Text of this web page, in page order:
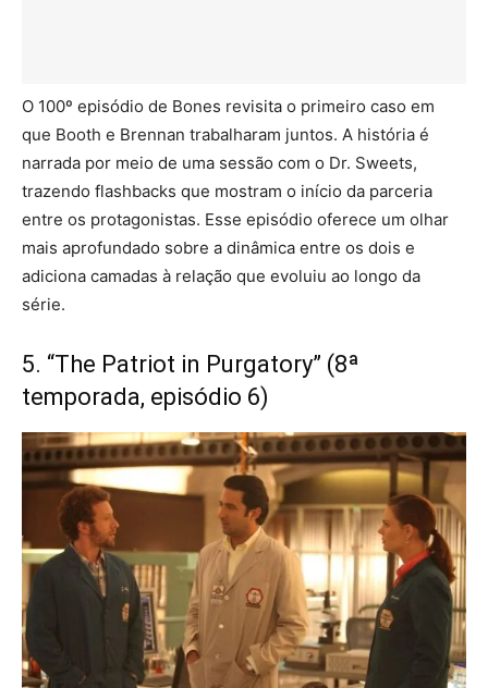
O 100º episódio de Bones revisita o primeiro caso em
que Booth e Brennan trabalharam juntos. A história é
narrada por meio de uma sessão com o Dr. Sweets,
trazendo flashbacks que mostram o início da parceria
entre os protagonistas. Esse episódio oferece um olhar
mais aprofundado sobre a dinâmica entre os dois e
adiciona camadas à relação que evoluiu ao longo da
série.
5. “The Patriot in Purgatory” (8ª
temporada, episódio 6)